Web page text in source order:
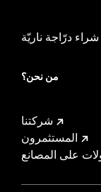
درّاجة ناريّة
من نحن؟
شركتنا
المستثمرون
على المصانع